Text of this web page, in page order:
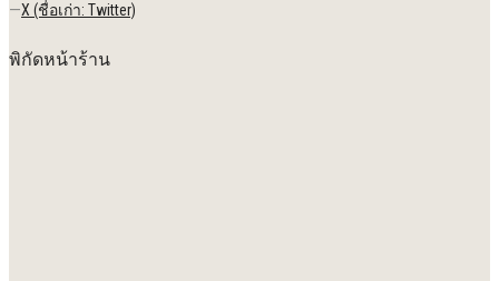
—X (ชื่อเก่า: Twitter)
พิกัดหน้าร้าน